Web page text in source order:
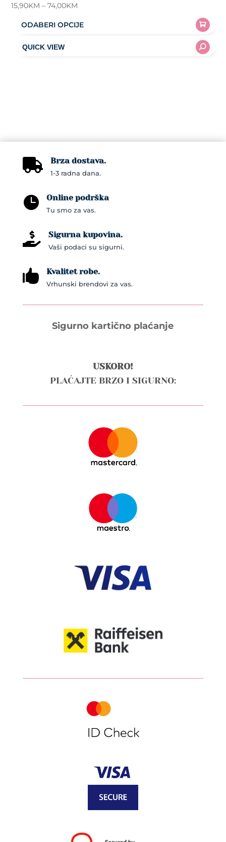
15,90KM – 74,00KM
ODABERI OPCIJE
product
chosen
product
page
 Brza dostava.
1-3 radna dana.
 Online podrška
Tu smo za vas.
 Sigurna kupovina.
Vaši podaci su sigurni.
 Kvalitet robe.
Vrhunski brendovi za vas.
Sigurno kartično plaćanje
USKORO!
PLAĆAJTE BRZO I SIGURNO: